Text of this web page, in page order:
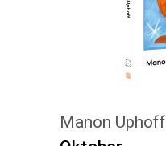
Manon Uphoff